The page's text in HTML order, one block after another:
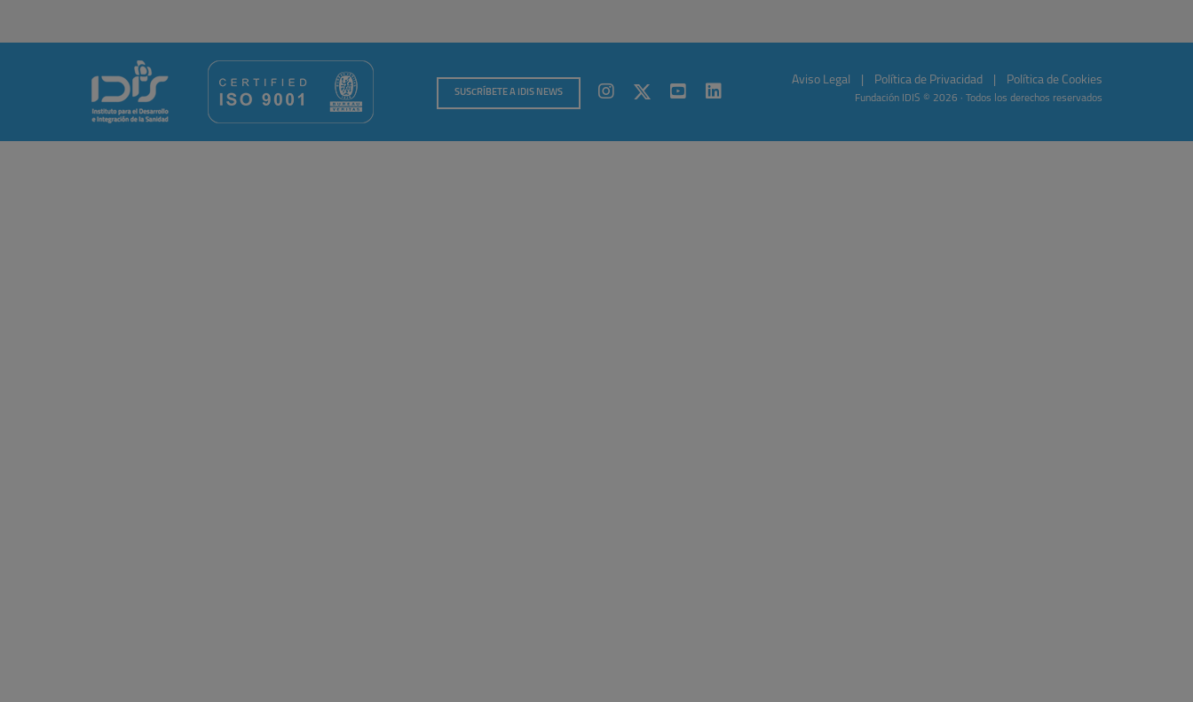
SUSCRÍBETE A IDIS NEWS
Aviso Legal Política de Privacidad Política de Cookies
Fundación IDIS © 2026 · Todos los derechos reservados